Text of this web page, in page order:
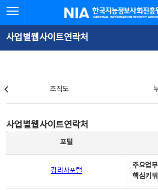
문
로
가
체
뉴
바
가
한국지능정보사회진흥원
사업별웹사이트연락처
조직도
사업별웹사이트연락처
포털
감리사포털
주요업무
핵심키